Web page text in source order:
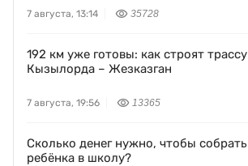
7 августа, 13:14 35728
192 км уже готовы: как строят трассу
Кызылорда – Жезказган
7 августа, 19:56 13365
Сколько денег нужно, чтобы собрать
ребёнка в школу?